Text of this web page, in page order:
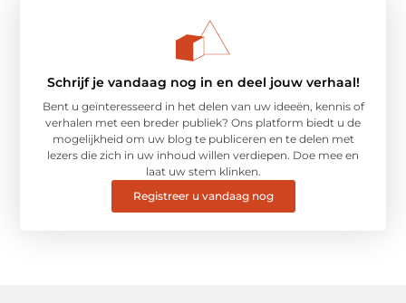
Schrijf je vandaag nog in en deel jouw verhaal!
Bent u geïnteresseerd in het delen van uw ideeën, kennis of
verhalen met een breder publiek? Ons platform biedt u de
mogelijkheid om uw blog te publiceren en te delen met
lezers die zich in uw inhoud willen verdiepen. Doe mee en
laat uw stem klinken.
Registreer u vandaag nog